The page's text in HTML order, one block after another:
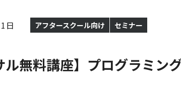
日 アフタースクール向け セミナー
ル無料講座】プログラミ